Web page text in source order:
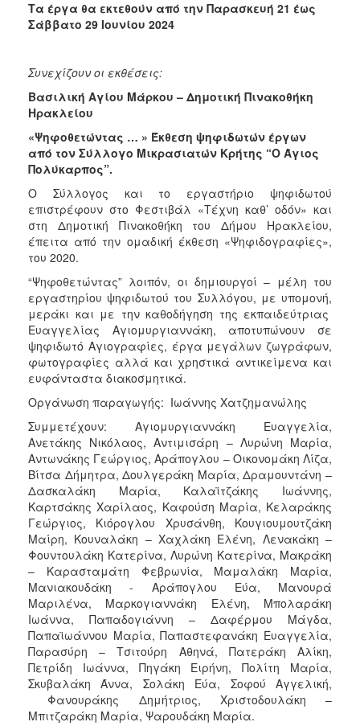
Τα έργα θα εκτεθούν από την Παρασκευή 21 έως
Σάββατο 29 Ιουνίου 2024
Συνεχίζουν οι εκθέσεις:
Βασιλική Αγίου Μάρκου – Δημοτική Πινακοθήκη
Ηρακλείου
«Ψηφοθετώντας … » Έκθεση ψηφιδωτών έργων
από τον Σύλλογο Μικρασιατών Κρήτης “Ο Άγιος
Πολύκαρπος”.
Ο Σύλλογος και το εργαστήριο ψηφιδωτού
επιστρέφουν στο Φεστιβάλ «Τέχνη καθ’ οδόν» και
στη Δημοτική Πινακοθήκη του Δήμου Ηρακλείου,
έπειτα από την ομαδική έκθεση «Ψηφιδογραφίες»,
του 2020.
“Ψηφοθετώντας” λοιπόν, οι δημιουργοί – μέλη του
εργαστηρίου ψηφιδωτού του Συλλόγου, με υπομονή,
μεράκι και με την καθοδήγηση της εκπαιδεύτριας
Ευαγγελίας Αγιομυργιαννάκη, αποτυπώνουν σε
ψηφιδωτό Αγιογραφίες, έργα μεγάλων ζωγράφων,
φωτογραφίες αλλά και χρηστικά αντικείμενα και
ευφάνταστα διακοσμητικά.
Οργάνωση παραγωγής: Ιωάννης Χατζημανώλης
Συμμετέχουν: Αγιομυργιαννάκη Ευαγγελία,
Ανετάκης Νικόλαος, Αντιμισάρη – Λυρώνη Μαρία,
Αντωνάκης Γεώργιος, Αράπογλου – Οικονομάκη Λίζα,
Βίτσα Δήμητρα, Δουλγεράκη Μαρία, Δραμουντάνη –
Δασκαλάκη Μαρία, Καλαϊτζάκης Ιωάννης,
Καρτσάκης Χαρίλαος, Καφούση Μαρία, Κελαράκης
Γεώργιος, Κιόρογλου Χρυσάνθη, Κουγιουμουτζάκη
Μαίρη, Κουναλάκη – Χαχλάκη Ελένη, Λενακάκη –
Φουντουλάκη Κατερίνα, Λυρώνη Κατερίνα, Μακράκη
– Καρασταμάτη Φεβρωνία, Μαμαλάκη Μαρία,
Μανιακουδάκη - Αράπογλου Εύα, Μανουρά
Μαριλένα, Μαρκογιαννάκη Ελένη, Μπολαράκη
Ιωάννα, Παπαδογιάννη – Δαφέρμου Μάγδα,
Παπαϊωάννου Μαρία, Παπαστεφανάκη Ευαγγελία,
Παρασύρη – Τσιτούρη Αθηνά, Πατεράκη Αλίκη,
Πετρίδη Ιωάννα, Πηγάκη Ειρήνη, Πολίτη Μαρία,
Σκυβαλάκη Άννα, Σολάκη Εύα, Σοφού Αγγελική,
Φανουράκης Δημήτριος, Χριστοδουλάκη –
Μπιτζαράκη Μαρία, Ψαρουδάκη Μαρία.